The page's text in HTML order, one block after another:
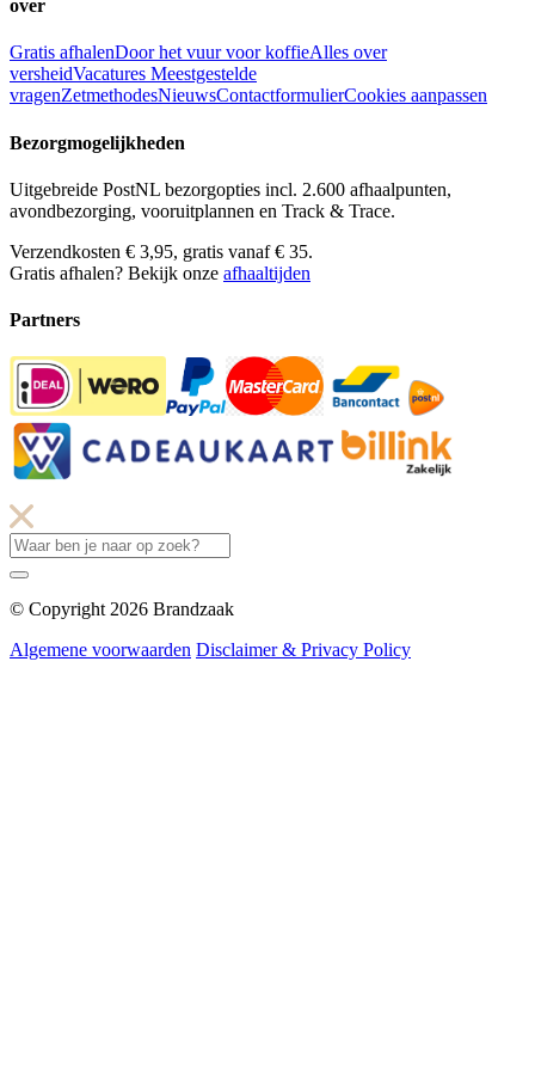
over
Gratis afhalenDoor het vuur voor koffieAlles over
versheidVacatures Meestgestelde
vragenZetmethodesNieuwsContactformulierCookies aanpassen
Bezorgmogelijkheden
Uitgebreide PostNL bezorgopties incl. 2.600 afhaalpunten,
avondbezorging, vooruitplannen en Track & Trace.
Verzendkosten € 3,95, gratis vanaf € 35.
Gratis afhalen? Bekijk onze afhaaltijden
Partners
© Copyright 2026 Brandzaak
Algemene voorwaarden Disclaimer & Privacy Policy